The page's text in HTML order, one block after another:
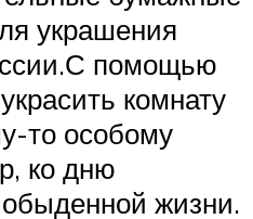
украшения
помощью
комнату
то особому
ко дню
жизни.